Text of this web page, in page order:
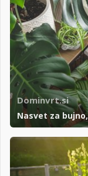
Dominvrt.si
Nasvet za